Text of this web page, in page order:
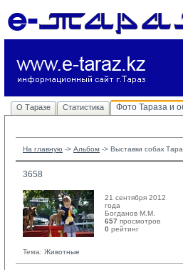
О Таразе Статистика Фото Тараза и
На главную -> Альбом -> Выставки собак
3658
21 сентября 2012
года
Богданов М.М.
657 просмотров
0 рейтинг
Тема: Животные